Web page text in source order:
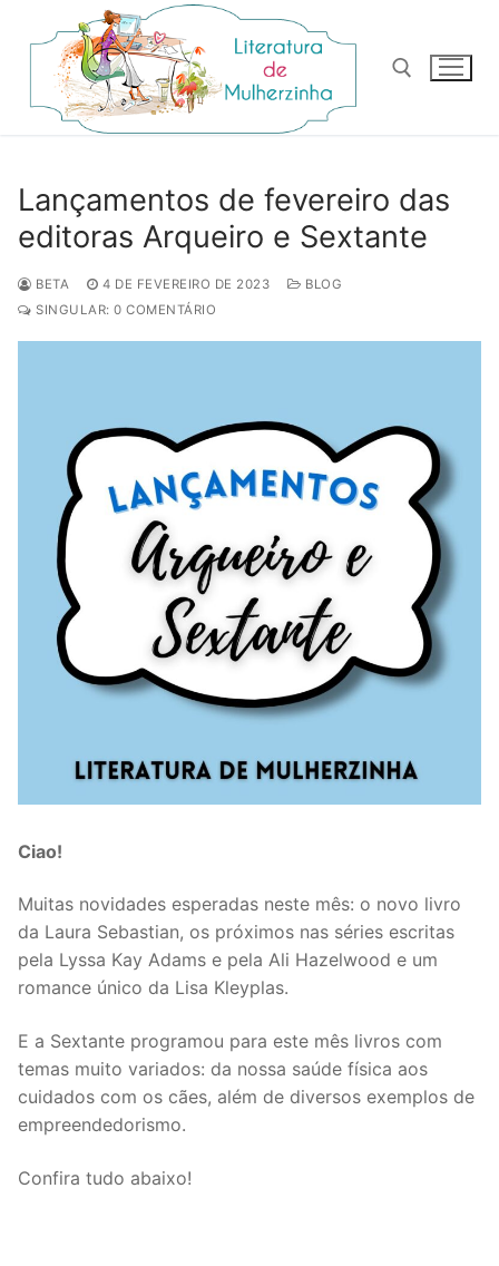
para
conteúdo
Lançamentos de fevereiro das
editoras Arqueiro e Sextante
BETA 4 DE FEVEREIRO DE 2023
BLOG
SINGULAR: 0 COMENTÁRIO
Ciao!
Muitas novidades esperadas neste mês: o novo livro
da Laura Sebastian, os próximos nas séries escritas
pela Lyssa Kay Adams e pela Ali Hazelwood e um
romance único da Lisa Kleyplas.
E a Sextante programou para este mês livros com
temas muito variados: da nossa saúde física aos
cuidados com os cães, além de diversos exemplos de
empreendedorismo.
Confira tudo abaixo!